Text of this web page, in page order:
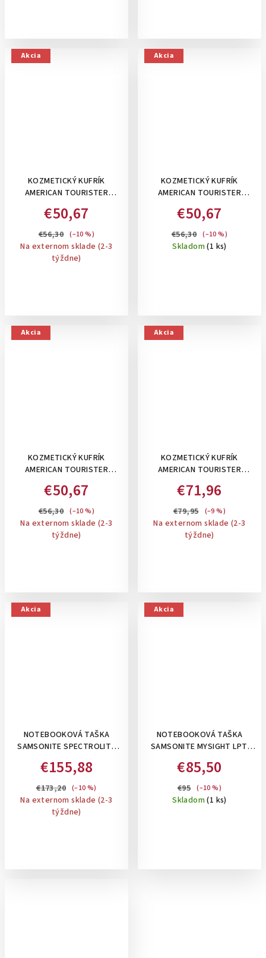
Akcia
KOZMETICKÝ KUFRÍK
AMERICAN TOURISTER
SHADOW BLACK: SKY SILVER
€50,67
€56,30 (–10 %)
Na externom sklade (2-3
týždne)
Akcia
KOZMETICKÝ KUFRÍK
AMERICAN TOURISTER
SHADOW BLACK: SHADOW
BLACK
€50,67
€56,30 (–10 %)
Skladom(1 ks)
Akcia
KOZMETICKÝ KUFRÍK
AMERICAN TOURISTER
SHADOW BLACK: IVORY GOLD
€50,67
€56,30 (–10 %)
Na externom sklade (2-3
týždne)
Akcia
KOZMETICKÝ KUFRÍK
AMERICAN TOURISTER
VERDIGRIS
€71,96
€79,95 (–9 %)
Na externom sklade (2-3
týždne)
Akcia
NOTEBOOKOVÁ TAŠKA
SAMSONITE SPECTROLITE
BLACK
€155,88
€173,20 (–10 %)
Na externom sklade (2-3
týždne)
Akcia
NOTEBOOKOVÁ TAŠKA
SAMSONITE MYSIGHT LPT.
€85,50
€95 (–10 %)
Skladom(1 ks)